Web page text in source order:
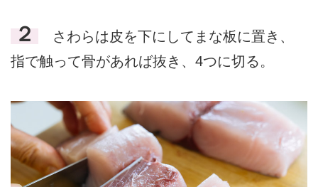
２
さわらは皮を下にしてまな板に置き、
指で触って骨があれば抜き、4つに切る。